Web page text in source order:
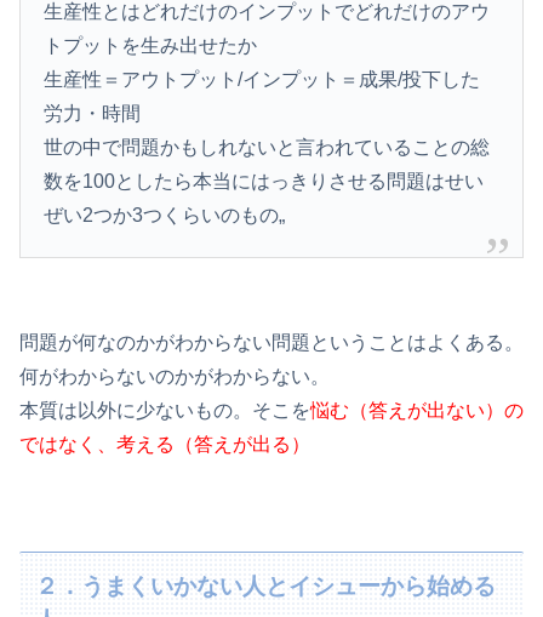
生産性とはどれだけのインプットでどれだけのアウ
トプットを生み出せたか
生産性＝アウトプット/インプット＝成果/投下した
労力・時間
世の中で問題かもしれないと言われていることの総
数を100としたら本当にはっきりさせる問題はせい
ぜい2つか3つくらいのもの„
問題が何なのかがわからない問題ということはよくある。
何がわからないのかがわからない。
本質は以外に少ないもの。そこを悩む（答えが出ない）の
ではなく、考える（答えが出る）
２．うまくいかない人とイシューから始める